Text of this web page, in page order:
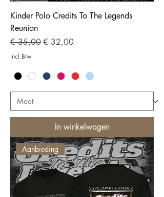
Kinder Polo Credits To The Legends
Reunion
Normale prijs
€ 35,00Verkoopprijs
€ 32,00
incl.Btw
In winkelwagen
Aanbieding